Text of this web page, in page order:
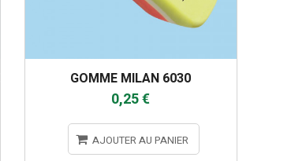
GOMME MILAN 6030
0,25 €
AJOUTER AU PANIER